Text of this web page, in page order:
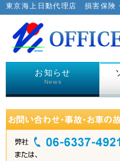
東京海上日動代理店 損害保険
お知らせ
News